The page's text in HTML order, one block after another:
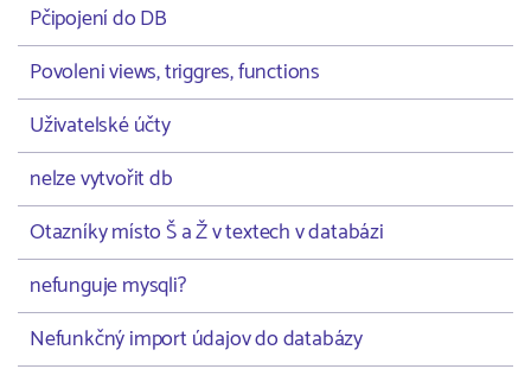
Pčipojení do DB
Povoleni views, triggres, functions
Uživatelské účty
nelze vytvořit db
Otazníky místo Š a Ž v textech v databázi
nefunguje mysqli?
Nefunkčný import údajov do databázy